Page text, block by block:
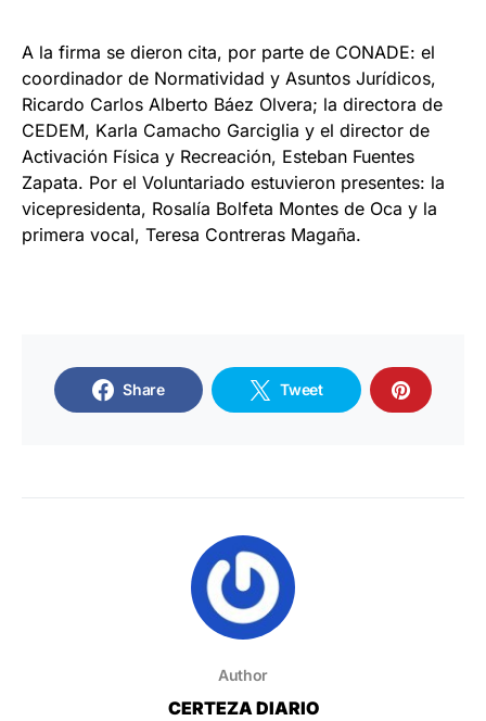
A la firma se dieron cita, por parte de CONADE: el
coordinador de Normatividad y Asuntos Jurídicos,
Ricardo Carlos Alberto Báez Olvera; la directora de
CEDEM, Karla Camacho Garciglia y el director de
Activación Física y Recreación, Esteban Fuentes
Zapata. Por el Voluntariado estuvieron presentes: la
vicepresidenta, Rosalía Bolfeta Montes de Oca y la
primera vocal, Teresa Contreras Magaña.
Share Tweet
Author
CERTEZA DIARIO